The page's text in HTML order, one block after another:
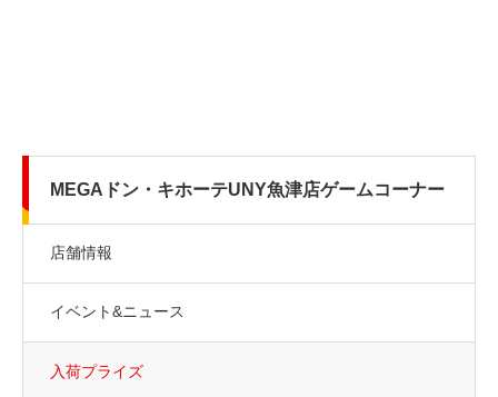
MEGAドン・キホーテUNY魚津店ゲームコーナー
店舗情報
イベント&ニュース
入荷プライズ